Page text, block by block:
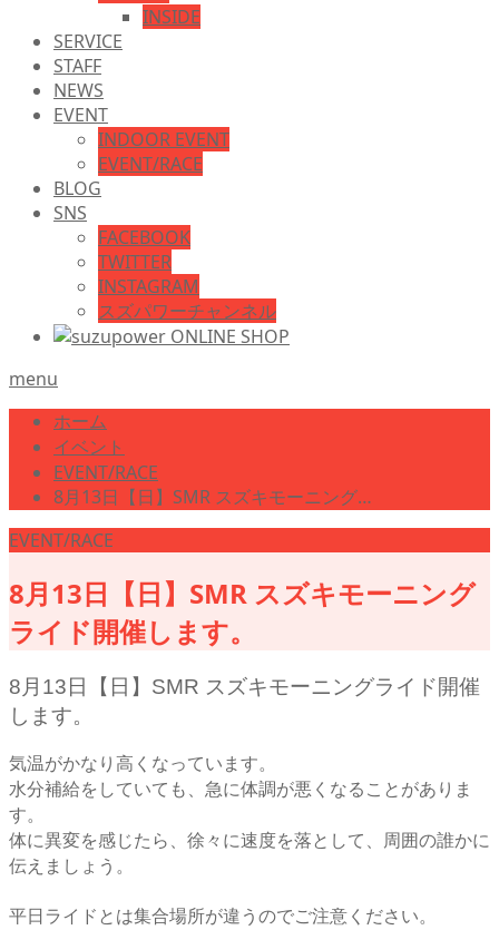
INSIDE
SERVICE
STAFF
NEWS
EVENT
INDOOR EVENT
EVENT/RACE
BLOG
SNS
FACEBOOK
TWITTER
INSTAGRAM
スズパワーチャンネル
menu
ホーム
イベント
EVENT/RACE
8月13日【日】SMR スズキモーニング…
EVENT/RACE
8月13日【日】SMR スズキモーニング
ライド開催します。
8月13日【日】SMR スズキモーニングライド開催
します。
気温がかなり高くなっています。
水分補給をしていても、急に体調が悪くなることがありま
す。
体に異変を感じたら、徐々に速度を落として、周囲の誰かに
伝えましょう。
平日ライドとは集合場所が違うのでご注意ください。